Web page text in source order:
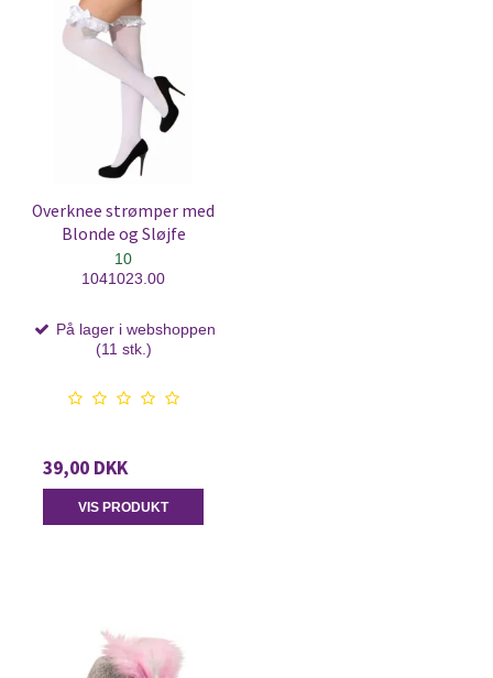
Overknee strømper med
Blonde og Sløjfe
10
1041023.00
På lager i webshoppen
(11 stk.)
39,00 DKK
VIS PRODUKT